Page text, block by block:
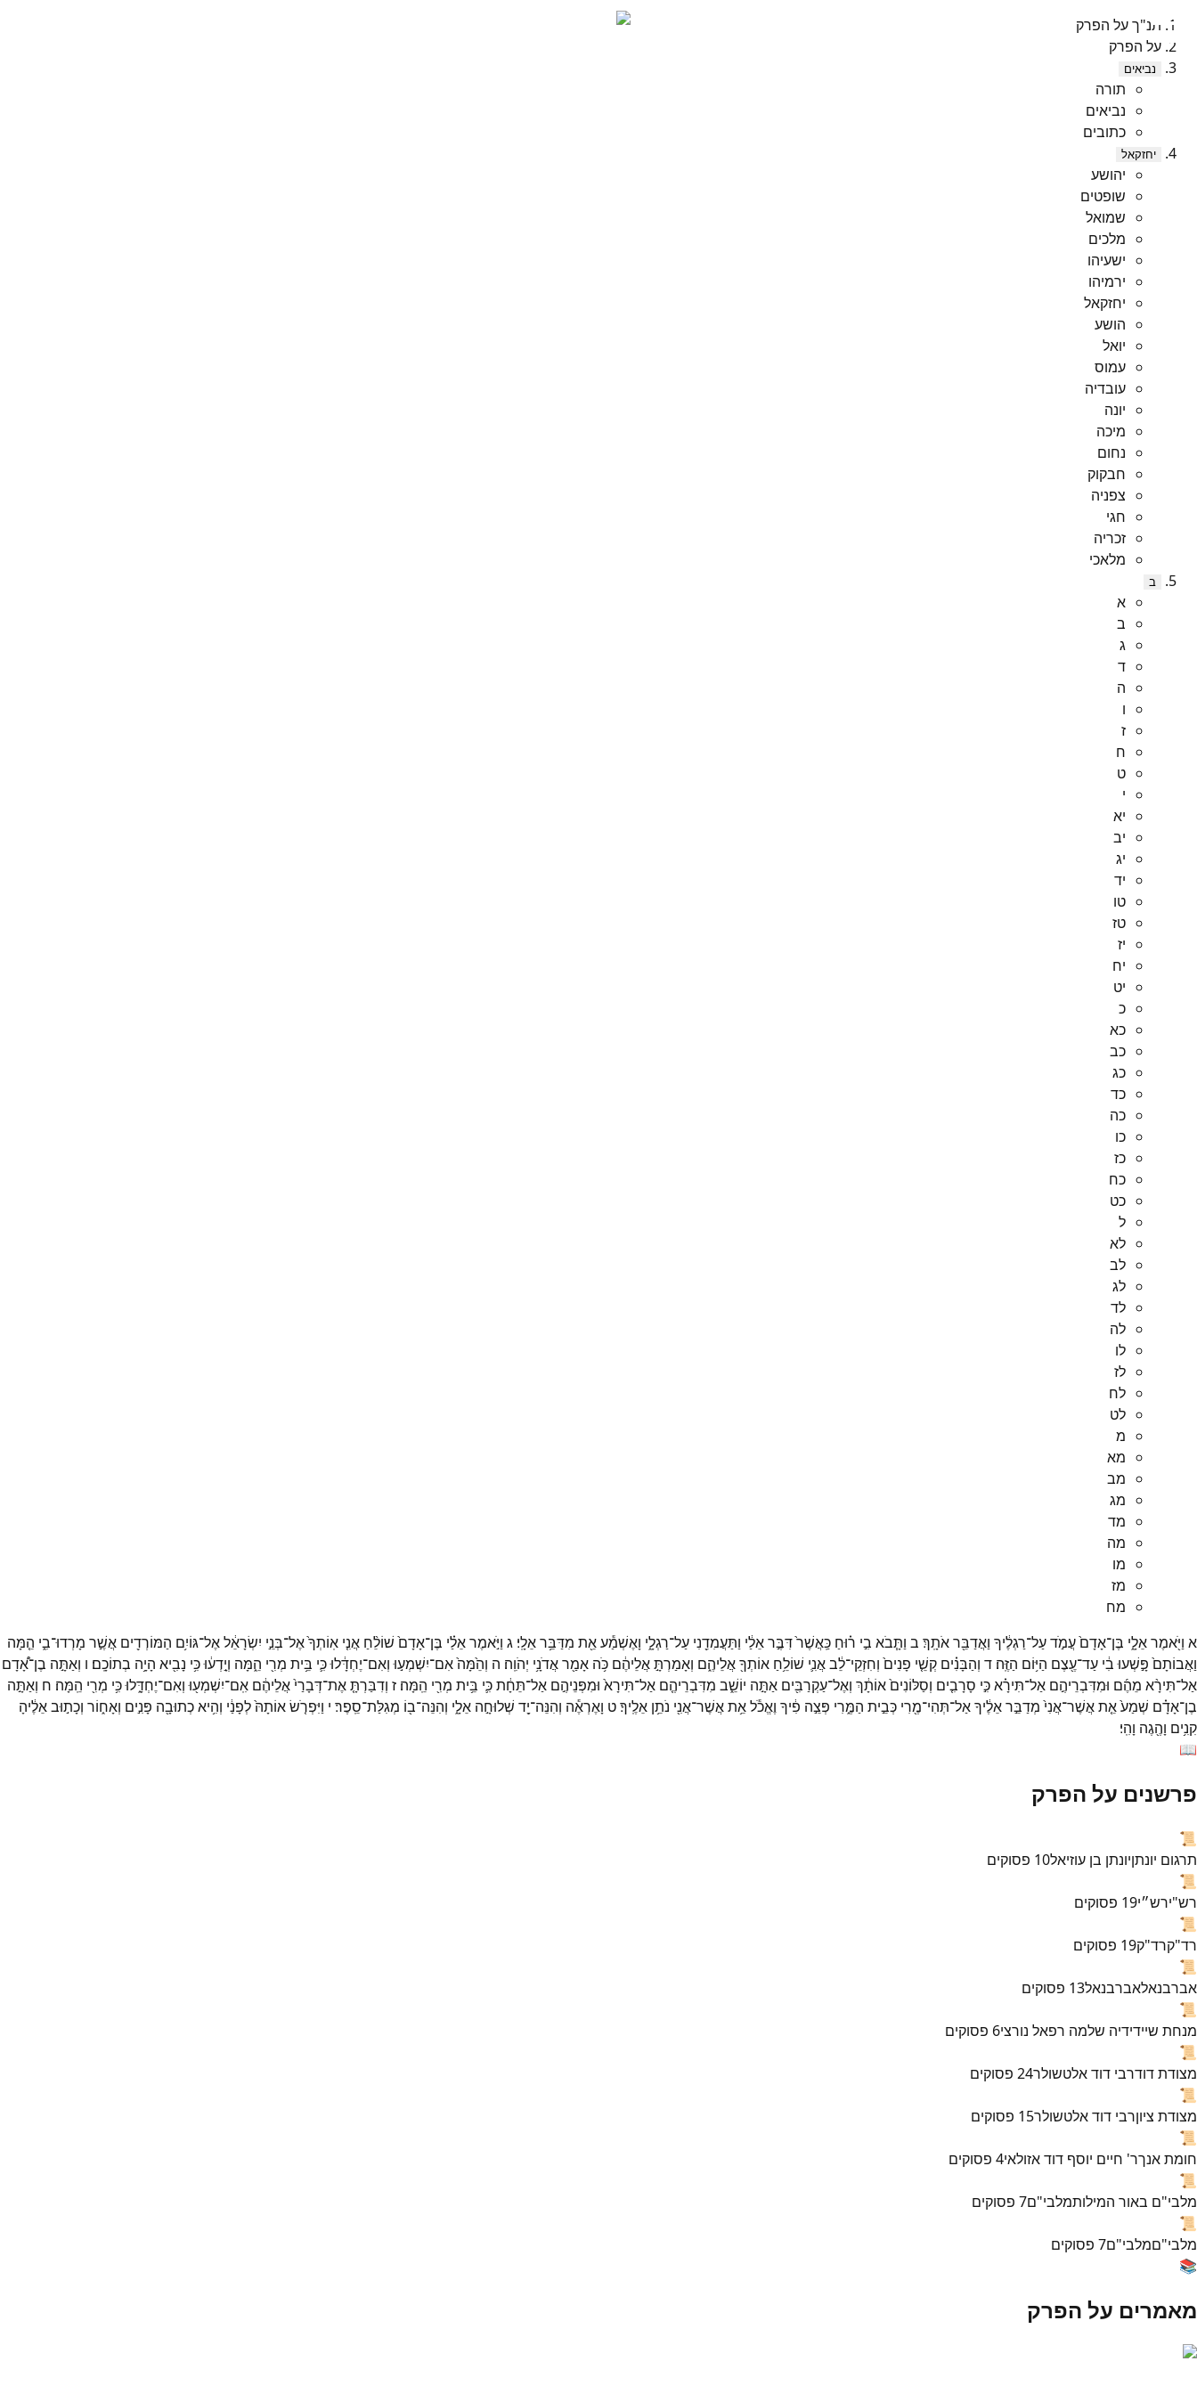
תנ"ך על הפרק
על הפרק
נביאים
תורה
נביאים
כתובים
יחזקאל
יהושע
שופטים
שמואל
מלכים
ישעיהו
ירמיהו
יחזקאל
הושע
יואל
עמוס
עובדיה
יונה
מיכה
נחום
חבקוק
צפניה
חגי
זכריה
מלאכי
ב
א
ב
ג
ד
ה
ו
ז
ח
ט
י
יא
יב
יג
יד
טו
טז
יז
יח
יט
כ
כא
כב
כג
כד
כה
כו
כז
כח
כט
ל
לא
לב
לג
לד
לה
לו
לז
לח
לט
מ
מא
מב
מג
מד
מה
מו
מז
מח
א וַיֹּ֖אמֶראֵלָ֑י בֶּן־אָדָם֙עֲמֹ֣דעַל־רַגְלֶ֔יךָ וַאֲדַבֵּ֖ראֹתָֽךְ׃ ב וַתָּ֧בֹא בִ֣י ר֗וּחַ כַּֽאֲשֶׁר֙דִּבֶּ֣ראֵלַ֔י וַתַּעֲמִדֵ֖נִי עַל־רַגְלָ֑י וָאֶשְׁמַ֕עאֵ֖ת מִדַּבֵּ֥ראֵלָֽי׃ ג וַיֹּ֣אמֶראֵלַ֗י בֶּן־אָדָם֙ שׁוֹלֵ֨חַ אֲנִ֤י אֽוֹתְךָ֙אֶל־בְּנֵ֣י יִשְׂרָאֵ֔לאֶל־גּוֹיִ֥ם הַמּוֹרְדִ֖ים אֲשֶׁ֣ר מָרְדוּ־בִ֑י הֵ֤מָּה
וַאֲבוֹתָם֙ פָּ֣שְׁעוּ בִ֔י עַד־עֶ֖צֶם הַיּ֥וֹם הַזֶּֽה׃ ד וְהַבָּנִ֗ים קְשֵׁ֤י פָנִים֙ וְחִזְקֵי־לֵ֔באֲנִ֛י שׁוֹלֵ֥חַ אוֹתְךָ֖אֲלֵיהֶ֑ם וְאָמַרְתָּ֣אֲלֵיהֶ֔ם כֹּ֥ה אָמַ֖ראֲדֹנָ֥י יְהֹוִֽה׃ ה וְהֵ֙מָּה֙אִם־יִשְׁמְע֣וּ וְאִם־יֶחְדָּ֔לוּכִּ֛י בֵּ֥ית מְרִ֖י הֵ֑מָּה וְיָ֣דְע֔וּכִּ֥י נָבִ֖יא הָיָ֥ה בְתוֹכָֽם׃ ו וְאַתָּ֣ה בֶן־אָ֠דָם
אַל־תִּירָ֨א מֵהֶ֜ם וּמִדִּבְרֵיהֶ֣ם אַל־תִּירָ֗אכִּ֣י סָרָבִ֤ים וְסַלּוֹנִים֙אוֹתָ֔ךְ וְאֶל־עַקְרַבִּ֖ים אַתָּ֣ה יוֹשֵׁ֑ב מִדִּבְרֵיהֶ֤ם אַל־תִּירָא֙ וּמִפְּנֵיהֶ֣ם אַל־תֵּחָ֔תכִּ֛י בֵּ֥ית מְרִ֖י הֵֽמָּה׃ ז וְדִבַּרְתָּ֤אֶת־דְּבָרַי֙אֲלֵיהֶ֔ם אִֽם־יִשְׁמְע֖וּ וְאִם־יֶחְדָּ֑לוּכִּ֥י מְרִ֖י הֵֽמָּה׃ ח וְאַתָּ֣ה
בֶן־אָדָ֗ם שְׁמַע֙אֵ֤תאֲשֶׁר־אֲנִי֙ מְדַבֵּ֣ראֵלֶ֔יךָאַל־תְּהִי־מֶ֖רִי כְּבֵ֣ית הַמֶּ֑רִי פְּצֵ֣ה פִ֔יךָ וֶאֱכֹ֕לאֵ֥תאֲשֶׁר־אֲנִ֖י נֹתֵ֥ן אֵלֶֽיךָ׃ט וָאֶרְאֶ֕ה וְהִנֵּה־יָ֖ד שְׁלוּחָ֣ה אֵלָ֑י וְהִנֵּה־ב֖וֹ מְגִלַּת־סֵֽפֶר׃ י וַיִּפְרֹ֤שׂאוֹתָהּ֙לְפָנַ֔י וְהִ֥יאכְתוּבָ֖ה פָּנִ֣ים וְאָח֑וֹר וְכָת֣וּבאֵלֶ֔יהָ
קִנִ֥ים וָהֶ֖גֶה וָהִֽי׃
📖
פרשנים על הפרק
📜
תרגום יונתןיונתן בן עוזיאל10 פסוקים
📜
רש"ירש״י19 פסוקים
📜
רד"קרד"ק19 פסוקים
📜
אברבנאלאברבנאל13 פסוקים
📜
מנחת שיידידיה שלמה רפאל נורצי6 פסוקים
📜
מצודת דודרבי דוד אלטשולר24 פסוקים
📜
מצודת ציוןרבי דוד אלטשולר15 פסוקים
📜
חומת אנךר' חיים יוסף דוד אזולאי4 פסוקים
📜
מלבי"ם באור המילותמלבי"ם7 פסוקים
📜
מלבי"םמלבי"ם7 פסוקים
📚
מאמרים על הפרק